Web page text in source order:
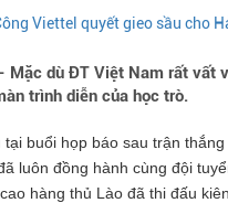
Viettel quyết gieo sầu cho
Mặc dù ĐT Việt Nam rất vất
trình diễn của học trò.
tại buổi họp báo sau trận
luôn đồng hành cùng đội
hàng thủ Lào đã thi đấu